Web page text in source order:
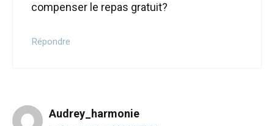
compenser le repas gratuit?
Répondre
Audrey_harmonie